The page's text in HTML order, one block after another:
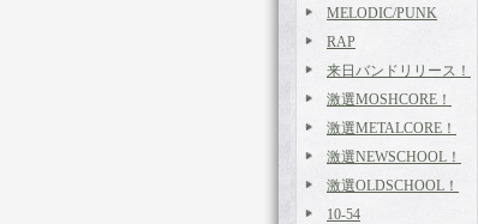
MELODIC/PUNK
RAP
来日バンドリリース！
激選MOSHCORE！
激選METALCORE！
激選NEWSCHOOL！
激選OLDSCHOOL！
10-54